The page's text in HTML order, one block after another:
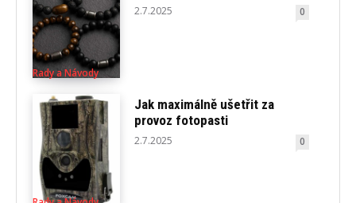
Rady a Návody
2.7.2025 0
Jak maximálně ušetřit za
provoz fotopasti
2.7.2025 0